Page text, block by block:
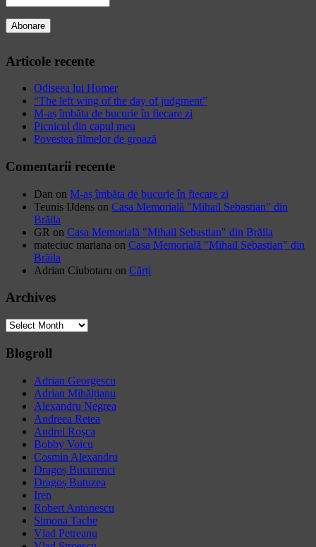
Articole recente
Odiseea lui Homer
“The left wing of the day of judgment”
M-aș îmbăta de bucurie în fiecare zi
Picnicul din capul meu
Povestea filmelor de groază
Comentarii recente
Dan on M-aș îmbăta de bucurie în fiecare zi
Teunis IJdens on Casa Memorială "Mihail Sebastian" din
Brăila
GR on Casa Memorială "Mihail Sebastian" din Brăila
mateciuc mariana on Casa Memorială "Mihail Sebastian" din
Brăila
Adrian Ciubotaru on Cărți
Archives
Archives
Blogroll
Adrian Georgescu
Adrian Mihălțianu
Alexandru Negrea
Andreea Retea
Andrei Roșca
Bobby Voicu
Cosmin Alexandru
Dragoș Bucurenci
Dragoș Butuzea
Iren
Robert Antonescu
Simona Tache
Vlad Petreanu